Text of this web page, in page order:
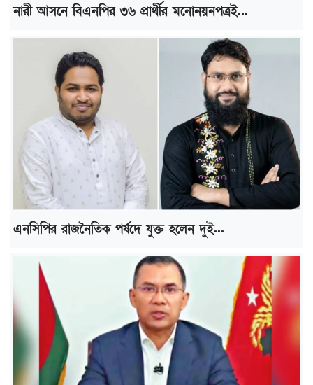
নারী আসনে বিএনপির ৩৬ প্রার্থীর মনোনয়নপত্রই...
এনসিপির রাজনৈতিক পর্ষদে যুক্ত হলেন দুই...